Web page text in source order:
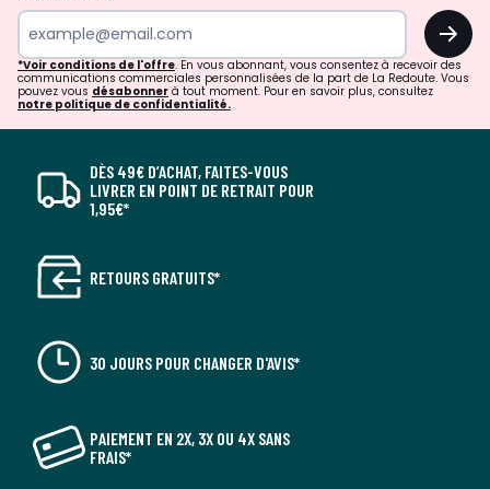
OK
*Voir conditions de l'offre. En vous abonnant, vous consentez à recevoir des
communications commerciales personnalisées de la part de La Redoute. Vous
pouvez vous désabonner à tout moment. Pour en savoir plus, consultez
notre politique de confidentialité.
DÈS 49€ D’ACHAT, FAITES-VOUS
LIVRER EN POINT DE RETRAIT POUR
1,95€*
RETOURS GRATUITS*
30 JOURS POUR CHANGER D'AVIS*
PAIEMENT EN 2X, 3X OU 4X SANS
FRAIS*